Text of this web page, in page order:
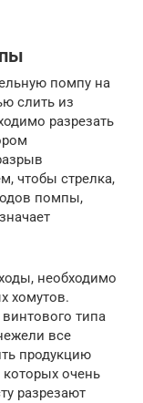
помпу на
слить из
разрезать
чтобы стрелка,
помпы,
необходимо
хомутов.
типа
все
продукцию
очень
разрезают